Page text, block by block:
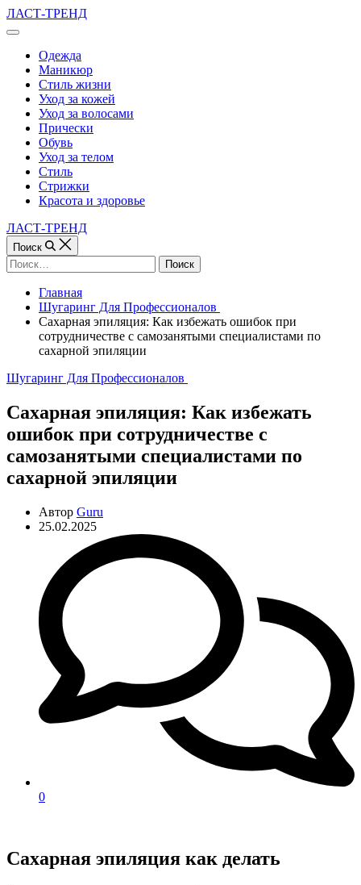
Перейти
к
ЛАСТ-ТРЕНД
Вне
холстаОдежда
Маникюр
Стиль жизни
Уход за кожей
Уход за волосами
Прически
Обувь
Уход за телом
Стиль
Стрижки
Красота и здоровье
ЛАСТ-ТРЕНД
Поиск
Найти:
Главная
Шугаринг Для Профессионалов
Сахарная эпиляция: Как избежать ошибок при
сотрудничестве с самозанятыми специалистами по
сахарной эпиляции
Рубрики
Шугаринг Для Профессионалов
Сахарная эпиляция: Как избежать
ошибок при сотрудничестве с
самозанятыми специалистами по
сахарной эпиляции
Автор Guru
25.02.2025
0
Сахарная эпиляция как делать